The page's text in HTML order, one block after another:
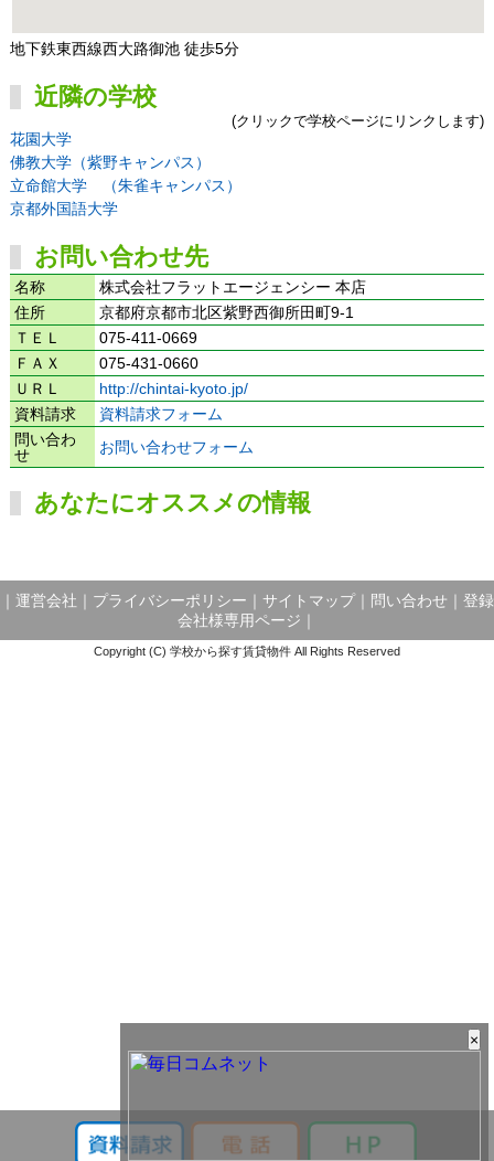
地下鉄東西線西大路御池 徒歩5分
近隣の学校
(クリックで学校ページにリンクします)
花園大学
佛教大学（紫野キャンパス）
立命館大学 （朱雀キャンパス）
京都外国語大学
お問い合わせ先
名称
株式会社フラットエージェンシー 本店
住所
京都府京都市北区紫野西御所田町9-1
ＴＥＬ
075-411-0669
ＦＡＸ
075-431-0660
ＵＲＬ
http://chintai-kyoto.jp/
資料請求
資料請求フォーム
問い合わ
せ
お問い合わせフォーム
あなたにオススメの情報
運営会社 プライバシーポリシー サイトマップ｜ 問い合わせ
登録
会社様専用ページ
Copyright (C) 学校から探す賃貸物件 All Rights Reserved